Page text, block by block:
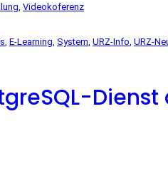
Videokoferenz
E-Learning System URZ-Info URZ-
Dienst